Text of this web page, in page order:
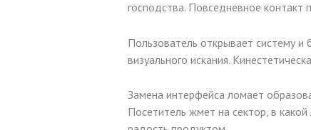
господства. Повседневное контакт
Пользователь открывает систему
визуального искания.
Замена интерфейса ломает
Посетитель жмет на сектор, в